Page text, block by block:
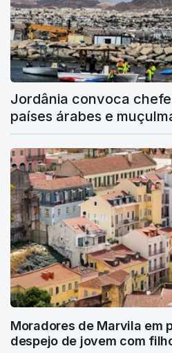
Jordânia convoca
países árabes e
Moradores de Marvila em
despejo de jovem com